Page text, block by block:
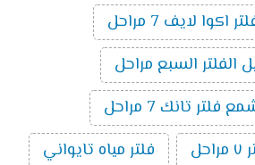
اكوا لايف 7 مراحل
الفلتر السبع مراحل
فلتر تانك 7 مراحل
فلتر مياه تايواني